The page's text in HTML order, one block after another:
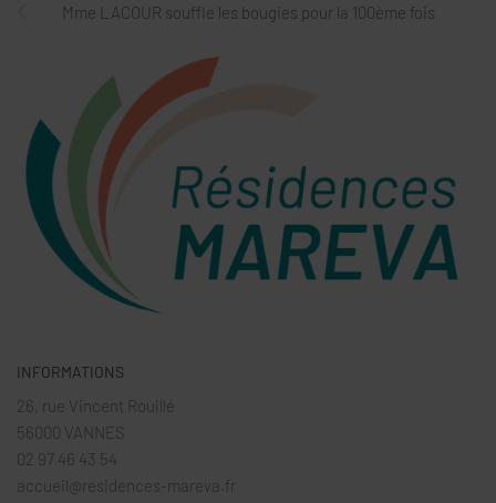
Mme LACOUR souffle les bougies pour la 100ème fois
INFORMATIONS
26, rue Vincent Rouillé
56000 VANNES
02 97 46 43 54
accueil@residences-mareva.fr